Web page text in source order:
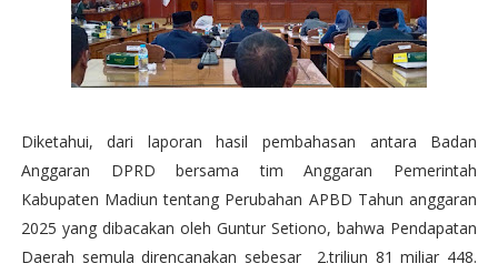
Diketahui, dari laporan hasil pembahasan antara Badan
Anggaran DPRD bersama tim Anggaran Pemerintah
Kabupaten Madiun tentang Perubahan APBD Tahun anggaran
2025 yang dibacakan oleh Guntur Setiono, bahwa Pendapatan
Daerah semula direncanakan sebesar 2.triliun 81 miliar 448.